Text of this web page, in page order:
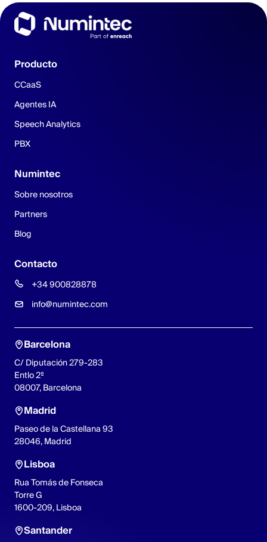
Producto
CCaaS
Agentes IA
Speech Analytics
PBX
Numintec
Sobre nosotros
Partners
Blog
Contacto
+34 900828878
info@numintec.com
Barcelona
C/ Diputación 279-283
Entlo 2º
08007, Barcelona
Madrid
Paseo de la Castellana 93
28046, Madrid
Lisboa
Rua Tomás de Fonseca
Torre G
1600-209, Lisboa
Santander